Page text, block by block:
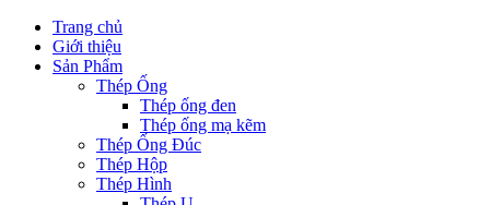
Trang chủ
Giới thiệu
Sản Phẩm
Thép Ống
Thép ống đen
Thép ống mạ kẽm
Thép Ống Đúc
Thép Hộp
Thép Hình